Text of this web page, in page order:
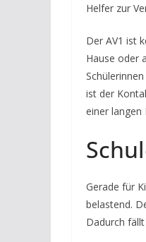
Helfer zur
Der AV1 ist
Hause oder
ist der
einer langen
Gerade für
belastend.
Dadurch